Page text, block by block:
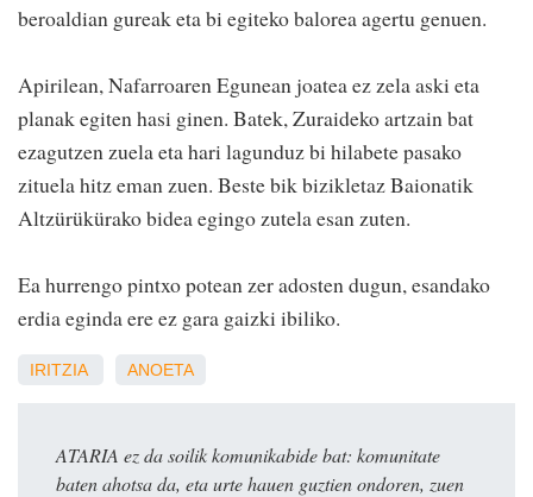
beroaldian gureak eta bi egiteko balorea agertu genuen.
Apirilean, Nafarroaren Egunean joatea ez zela aski eta
planak egiten hasi ginen. Batek, Zuraideko artzain bat
ezagutzen zuela eta hari lagunduz bi hilabete pasako
zituela hitz eman zuen. Beste bik bizikletaz Baionatik
Altzürükürako bidea egingo zutela esan zuten.
Ea hurrengo pintxo potean zer adosten dugun, esandako
erdia eginda ere ez gara gaizki ibiliko.
IRITZIA ANOETA
ATARIA ez da soilik komunikabide bat: komunitate
baten ahotsa da, eta urte hauen guztien ondoren, zuen